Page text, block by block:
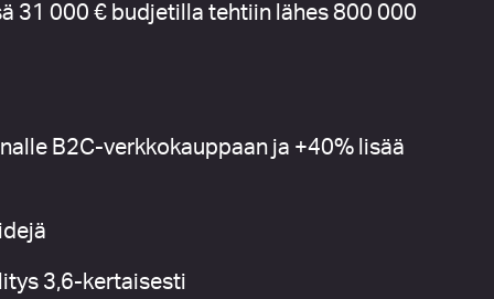
31 000 € budjetilla tehtiin lähes 800 000
B2C-verkkokauppaan ja +40% lisää
3,6-kertaisesti